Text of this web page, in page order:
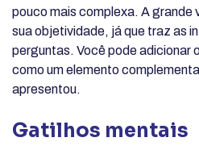
pouco mais complexa. A grande
sua objetividade, já que traz as
perguntas. Você pode adicionar
como um elemento
apresentou.
Gatilhos mentais